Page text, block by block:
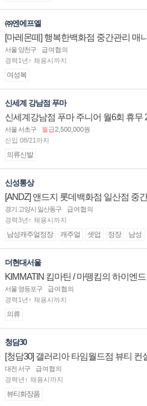
㈜엔에프엘
[마레몬떼] 행복한백화점 중간관리 매
서울 양천구
급여협의
경력1년↑ 채용시까지
여성복
신세계 강남점 푸마
신세계강남점 푸마 주니어 월6회 휴무
서울 서초구 월급2,500,000원
신입 08/21까지
의류신발
신성통상
[ANDZ] 앤드지 롯데백화점 일산점 중
경기 고양시 일산동구
급여협의
경력3년↑ 채용시까지
남성캐주얼정장 캐주얼 셋업 정장 남성
더현대서울
KIMMATIN 킴마틴 / 마뗑킴의 하이엔
서울 영등포구
급여협의
경력1년↑ 채용시까지
의류
청담30
[청담30] 갤러리아 타임월드점 뷰티 컨
채용
대전 서구
급여협의
경력년↑ 채용시까지
뷰티화장품